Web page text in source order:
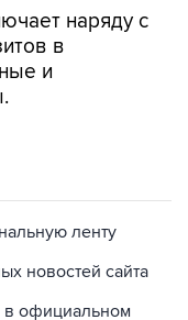
и
новостей сайта
в официальном